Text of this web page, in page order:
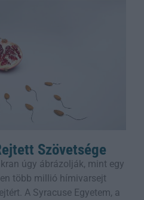
Szövetsége
úgy ábrázolják, mint egy
több millió hímivarsejt
A Syracuse Egyetem, a